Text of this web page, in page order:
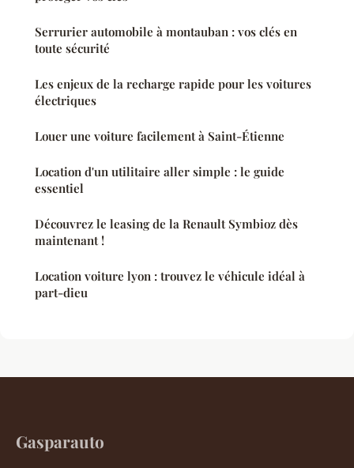
Serrurier automobile à montauban : vos clés en
toute sécurité
Les enjeux de la recharge rapide pour les voitures
électriques
Louer une voiture facilement à Saint-Étienne
Location d'un utilitaire aller simple : le guide
essentiel
Découvrez le leasing de la Renault Symbioz dès
maintenant !
Location voiture lyon : trouvez le véhicule idéal à
part-dieu
Gasparauto